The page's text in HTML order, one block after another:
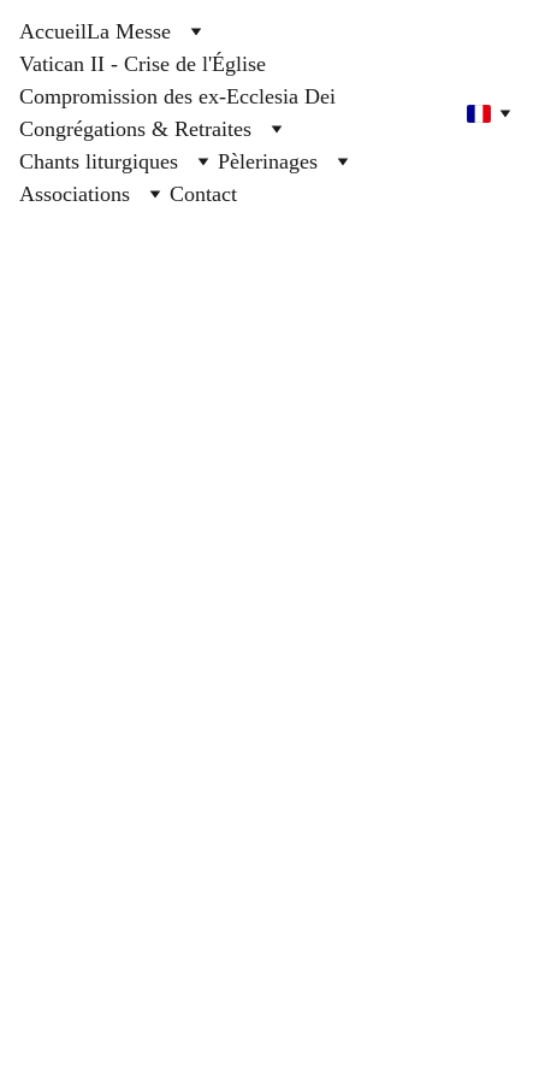
AccueilLa Messe
Vatican II - Crise de l'Église
Compromission des ex-Ecclesia Dei
Congrégations & Retraites
Chants liturgiques
Pèlerinages
Associations
Contact